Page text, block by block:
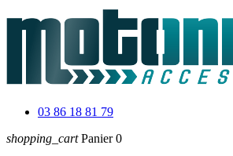
03 86 18 81 79
shopping_cart Panier 0